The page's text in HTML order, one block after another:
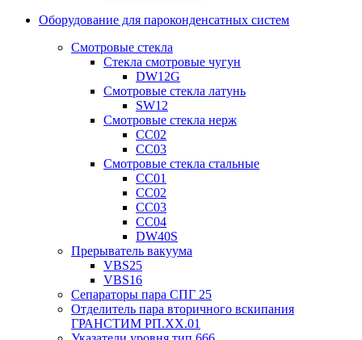
Оборудование для пароконденсатных систем
Смотровые стекла
Стекла смотровые чугун
DW12G
Смотровые стекла латунь
SW12
Смотровые стекла нерж
СС02
СС03
Смотровые стекла стальные
СС01
СС02
СС03
СС04
DW40S
Прерыватель вакуума
VBS25
VBS16
Сепараторы пара СПГ 25
Отделитель пара вторичного вскипания
ГРАНСТИМ РП.XX.01